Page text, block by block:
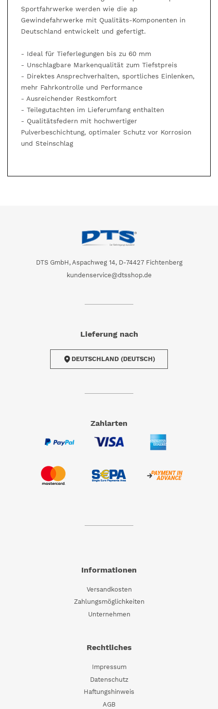
Sportfahrwerke werden wie die ap
Gewindefahrwerke mit Qualitäts-Komponenten in
Deutschland entwickelt und gefertigt.
- Ideal für Tieferlegungen bis zu 60 mm
- Unschlagbare Markenqualität zum Tiefstpreis
- Direktes Ansprechverhalten, sportliches Einlenken,
mehr Fahrkontrolle und Performance
- Ausreichender Restkomfort
- Teilegutachten im Lieferumfang enthalten
- Qualitätsfedern mit hochwertiger
Pulverbeschichtung, optimaler Schutz vor Korrosion
und Steinschlag
DTS GmbH, Aspachweg 14, D-74427 Fichtenberg
kundenservice@dtsshop.de
Lieferung nach
DEUTSCHLAND (DEUTSCH)
Zahlarten
Informationen
Versandkosten
Zahlungsmöglichkeiten
Unternehmen
Rechtliches
Impressum
Datenschutz
Haftungshinweis
AGB